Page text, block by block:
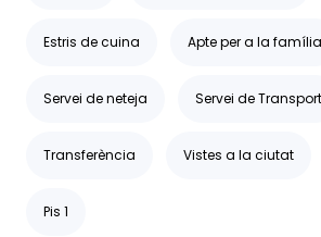
Estris de cuina Apte per a la família
Servei de neteja Servei de Transport
Transferència Vistes a la ciutat
Pis 1